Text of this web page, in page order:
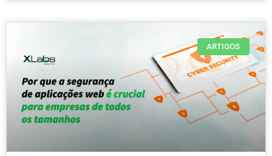
ARTIGOS